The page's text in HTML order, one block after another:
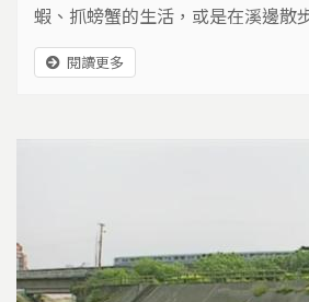
蝦、抓螃蟹的生活，或是在溪邊散
看著水鳥在岸邊覓食，這些美好的
逝，對住在磺溪旁的天母居民來說
閱讀更多